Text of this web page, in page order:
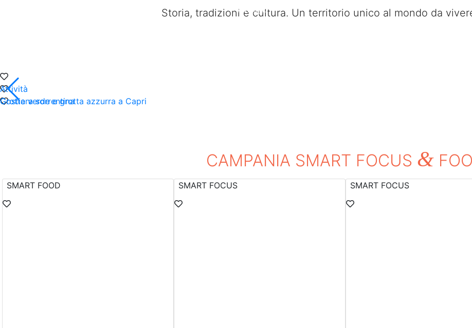
Il viaggio
Storia, tradizioni e cultura. Un territorio unico al mondo da
Attività
Grotta verde e grotta azzurra a Capri
Costiera sorrentina
CAMPANIA SMART FOCUS &
SMART FOOD SMART FOCUS SMART FOCUS